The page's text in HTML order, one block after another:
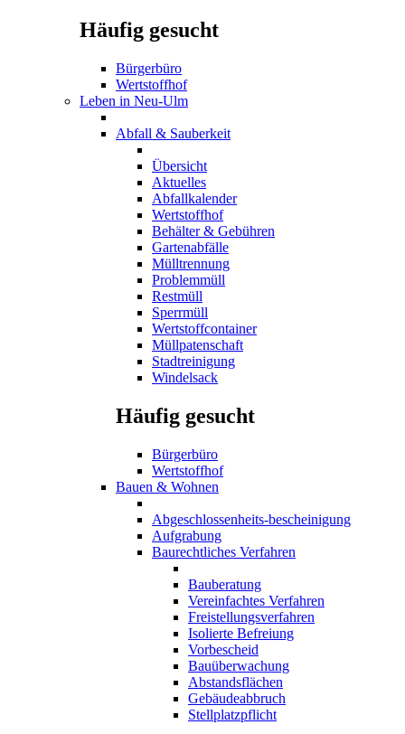
Häufig gesucht
Bürgerbüro
Wertstoffhof
Leben in Neu-Ulm
Abfall & Sauberkeit
Übersicht
Aktuelles
Abfallkalender
Wertstoffhof
Behälter & Gebühren
Gartenabfälle
Mülltrennung
Problemmüll
Restmüll
Sperrmüll
Wertstoffcontainer
Müllpatenschaft
Stadtreinigung
Windelsack
Häufig gesucht
Bürgerbüro
Wertstoffhof
Bauen & Wohnen
Abgeschlossenheits-bescheinigung
Aufgrabung
Baurechtliches Verfahren
Bauberatung
Vereinfachtes Verfahren
Freistellungsverfahren
Isolierte Befreiung
Vorbescheid
Bauüberwachung
Abstandsflächen
Gebäudeabbruch
Stellplatzpflicht